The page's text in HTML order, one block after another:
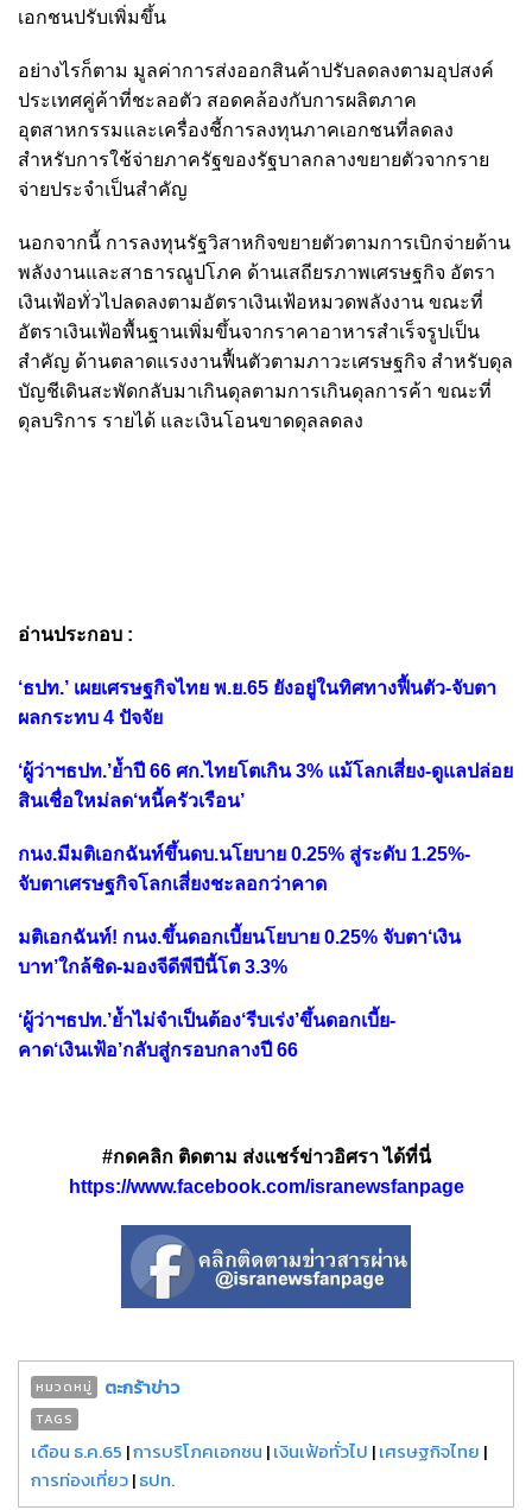
เอกชนปรับเพิ่มขึ้น
อย่างไรก็ตาม มูลค่าการส่งออกสินค้าปรับลดลงตามอุปสงค์
ประเทศคู่ค้าที่ชะลอตัว สอดคล้องกับการผลิตภาค
อุตสาหกรรมและเครื่องชี้การลงทุนภาคเอกชนที่ลดลง
สำหรับการใช้จ่ายภาครัฐของรัฐบาลกลางขยายตัวจากราย
จ่ายประจำเป็นสำคัญ
นอกจากนี้ การลงทุนรัฐวิสาหกิจขยายตัวตามการเบิกจ่ายด้าน
พลังงานและสาธารณูปโภค ด้านเสถียรภาพเศรษฐกิจ อัตรา
เงินเฟ้อทั่วไปลดลงตามอัตราเงินเฟ้อหมวดพลังงาน ขณะที่
อัตราเงินเฟ้อพื้นฐานเพิ่มขึ้นจากราคาอาหารสำเร็จรูปเป็น
สำคัญ ด้านตลาดแรงงานฟื้นตัวตามภาวะเศรษฐกิจ สำหรับดุล
บัญชีเดินสะพัดกลับมาเกินดุลตามการเกินดุลการค้า ขณะที่
ดุลบริการ รายได้ และเงินโอนขาดดุลลดลง
อ่านประกอบ :
‘ธปท.’ เผยเศรษฐกิจไทย พ.ย.65 ยังอยู่ในทิศทางฟื้นตัว-จับตา
ผลกระทบ 4 ปัจจัย
‘ผู้ว่าฯธปท.’ย้ำปี 66 ศก.ไทยโตเกิน 3% แม้โลกเสี่ยง-ดูแลปล่อย
สินเชื่อใหม่ลด‘หนี้ครัวเรือน’
กนง.มีมติเอกฉันท์ขึ้นดบ.นโยบาย 0.25% สู่ระดับ 1.25%-
จับตาเศรษฐกิจโลกเสี่ยงชะลอกว่าคาด
มติเอกฉันท์! กนง.ขึ้นดอกเบี้ยนโยบาย 0.25% จับตา‘เงิน
บาท’ใกล้ชิด-มองจีดีพีปีนี้โต 3.3%
‘ผู้ว่าฯธปท.’ย้ำไม่จำเป็นต้อง‘รีบเร่ง’ขึ้นดอกเบี้ย-
คาด‘เงินเฟ้อ’กลับสู่กรอบกลางปี 66
#กดคลิก ติดตาม ส่งแชร์ข่าวอิศรา ได้ที่นี่
https://www.facebook.com/isranewsfanpage
หมวดหมู่ ตะกร้าข่าว
TAGS
เดือน ธ.ค.65 |การบริโภคเอกชน |เงินเฟ้อทั่วไป |เศรษฐกิจไทย |
การท่องเที่ยว|ธปท.